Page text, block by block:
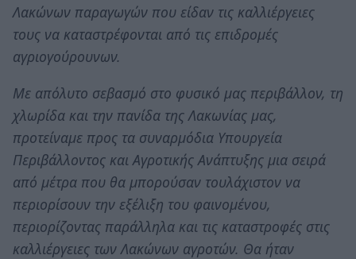
Λακώνων παραγωγών που είδαν τις καλλιέργειες
τους να καταστρέφονται από τις επιδρομές
αγριογούρουνων.
Με απόλυτο σεβασμό στο φυσικό μας περιβάλλον, τη
χλωρίδα και την πανίδα της Λακωνίας μας,
προτείναμε προς τα συναρμόδια Υπουργεία
Περιβάλλοντος και Αγροτικής Ανάπτυξης μια σειρά
από μέτρα που θα μπορούσαν τουλάχιστον να
περιορίσουν την εξέλιξη του φαινομένου,
περιορίζοντας παράλληλα και τις καταστροφές στις
καλλιέργειες των Λακώνων αγροτών. Θα ήταν